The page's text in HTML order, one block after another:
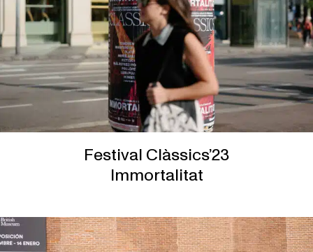
Festival Clàssics’23
Immortalitat